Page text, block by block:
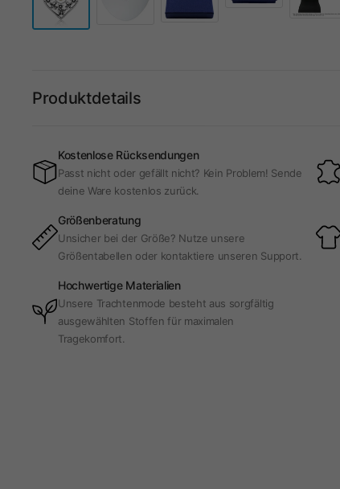
Produktdetails
Kostenlose Rücksendungen
Passt nicht oder gefällt nicht? Kein Problem! Sende
deine Ware kostenlos zurück.
Größenberatung
Unsicher bei der Größe? Nutze unsere
Größentabellen oder kontaktiere unseren Support.
Hochwertige Materialien
Unsere Trachtenmode besteht aus sorgfältig
ausgewählten Stoffen für maximalen
Tragekomfort.